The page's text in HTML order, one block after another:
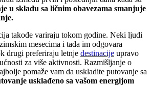
u skladu sa ličnim obavezama smanjuje
takođe variraju tokom godine. Neki ljudi
mesecima i tada im odgovara
drugi preferiraju letnje destinacije upravo
za više aktivnosti. Razmišljanje o
pomaže vam da uskladite putovanje sa
usklađeno sa vašom energijom